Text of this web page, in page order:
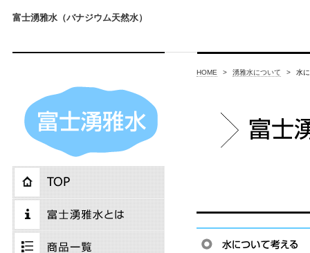
富士湧雅水（バナジウム天然水）
HOME > 湧雅水について > 水